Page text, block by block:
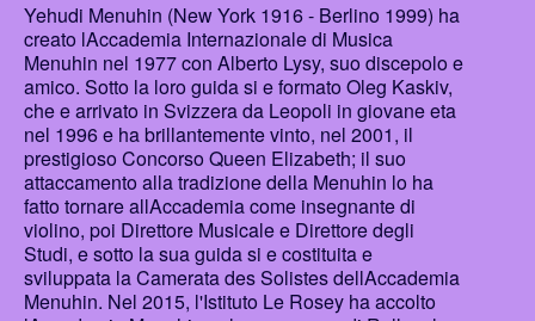
Yehudi Menuhin (New York 1916 - Berlino 1999) ha
creato lAccademia Internazionale di Musica
Menuhin nel 1977 con Alberto Lysy, suo discepolo e
amico. Sotto la loro guida si e formato Oleg Kaskiv,
che e arrivato in Svizzera da Leopoli in giovane eta
nel 1996 e ha brillantemente vinto, nel 2001, il
prestigioso Concorso Queen Elizabeth; il suo
attaccamento alla tradizione della Menuhin lo ha
fatto tornare allAccademia come insegnante di
violino, poi Direttore Musicale e Direttore degli
Studi, e sotto la sua guida si e costituita e
sviluppata la Camerata des Solistes dellAccademia
Menuhin. Nel 2015, l'Istituto Le Rosey ha accolto